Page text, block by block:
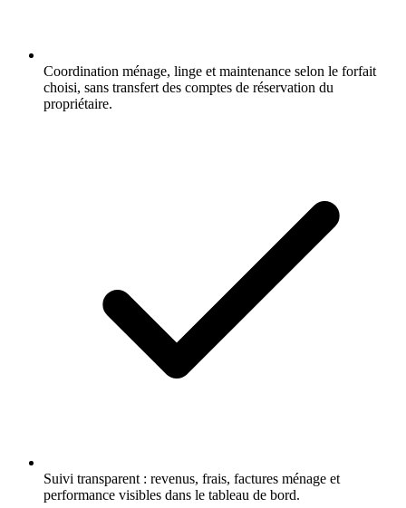
Coordination ménage, linge et maintenance selon le forfait
choisi, sans transfert des comptes de réservation du
propriétaire.
Suivi transparent : revenus, frais, factures ménage et
performance visibles dans le tableau de bord.